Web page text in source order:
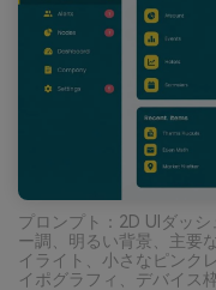
プロンプト：2D UIダッ
ー調、明るい背景、主要
イライト、小さなピンク
イポグラフィ、デバイス